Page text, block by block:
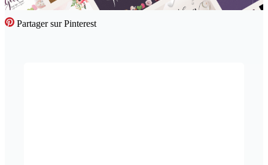
Partager sur Pinterest